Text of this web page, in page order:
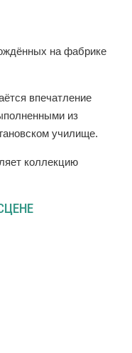
на фабрике
впечатление
из
училище.
коллекцию